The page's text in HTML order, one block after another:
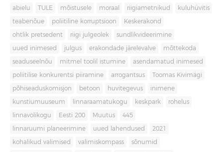
abielu TULE mõistusele moraal riigiametnikud kuluhüvitis
teabenõue poliitiline korruptsioon Keskerakond
ohtlik pretsedent riigi julgeolek sundlikvideerimine
uued inimesed julgus erakondade järelevalve mõttekoda
seaduseelnõu mitmel toolil istumine asendamatud inimesed
poliitilise konkurentsi piiramine arrogantsus Toomas Kivimägi
põhiseaduskomisjon betoon huvitegevus inimene
kunstiumuuseum linnaraamatukogu keskpark rohelus
linnavolikogu Eesti 200 Muutus 445
linnaruumi planeerimine uued lahendused 2021
kohalikud valimised valimiskompass sõnumid